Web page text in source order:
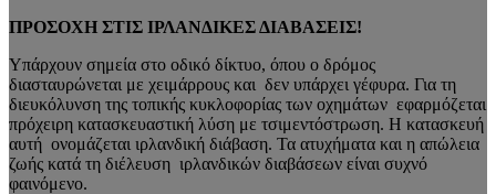
ΠΡΟΣΟΧΗ ΣΤΙΣ ΙΡΛΑΝΔΙΚΕΣ ΔΙΑΒΑΣΕΙΣ!
Υπάρχουν σημεία στο οδικό δίκτυο, όπου ο δρόμος
διασταυρώνεται με χειμάρρους και δεν υπάρχει γέφυρα. Για τη
διευκόλυνση της τοπικής κυκλοφορίας των οχημάτων εφαρμόζεται
πρόχειρη κατασκευαστική λύση με τσιμεντόστρωση. Η κατασκευή
αυτή ονομάζεται ιρλανδική διάβαση. Τα ατυχήματα και η απώλεια
ζωής κατά τη διέλευση ιρλανδικών διαβάσεων είναι συχνό
φαινόμενο.